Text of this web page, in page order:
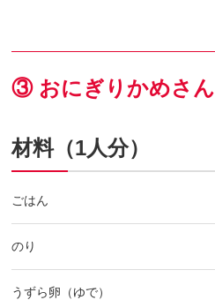
③ おにぎりかめさん
材料（1人分）
ごはん
のり
うずら卵（ゆで）